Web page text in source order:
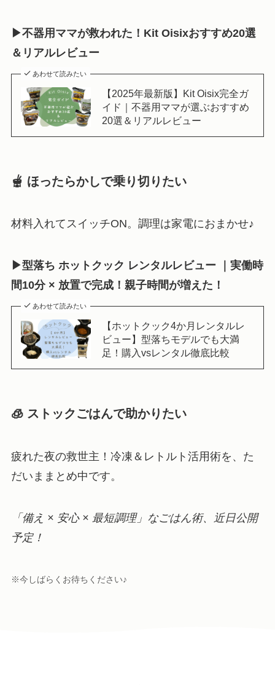
▶不器用ママが救われた！Kit Oisixおすすめ20選
＆リアルレビュー
あわせて読みたい
【2025年最新版】Kit Oisix完全ガ
イド｜不器用ママが選ぶおすすめ
20選＆リアルレビュー
🫕 ほったらかしで乗り切りたい
材料入れてスイッチON。調理は家電におまかせ♪
▶型落ち ホットクック レンタルレビュー ｜実働時
間10分 × 放置で完成！親子時間が増えた！
あわせて読みたい
【ホットクック4か月レンタルレ
ビュー】型落ちモデルでも大満
足！購入vsレンタル徹底比較
🧊 ストックごはんで助かりたい
疲れた夜の救世主！冷凍＆レトルト活用術を、た
だいままとめ中です。
「備え × 安心 × 最短調理」なごはん術、近日公開
予定！
※今しばらくお待ちください♪